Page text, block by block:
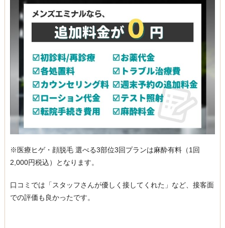
※医療ヒゲ・顔脱毛 選べる3部位3回プランは麻酔有料（1回
2,000円税込）となります。
口コミでは「スタッフさんが優しく接してくれた」など、接客面
での評価も良かったです。